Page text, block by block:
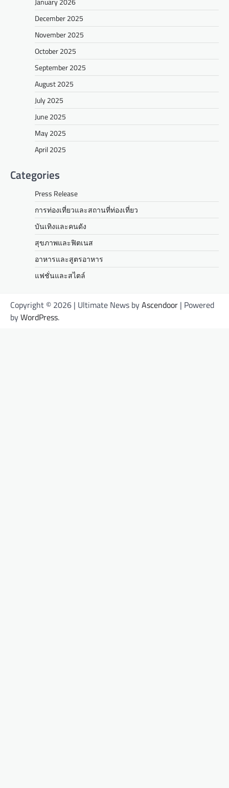
December 2025
November 2025
October 2025
September 2025
August 2025
July 2025
June 2025
May 2025
April 2025
Categories
Press Release
การท่องเที่ยวและสถานที่ท่องเที่ยว
บันเทิงและคนดัง
สุขภาพและฟิตเนส
อาหารและสูตรอาหาร
แฟชั่นและสไตล์
Copyright © 2026 | Ultimate News byAscendoor | Powered
byWordPress.